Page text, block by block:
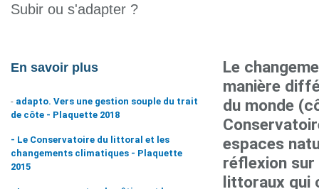
Subir ou s'adapter ?
En savoir plus
- adapto. Vers une gestion souple du trait
de côte - Plaquette 2018
- Le Conservatoire du littoral et les
changements climatiques - Plaquette
2015
Le
manière
du monde
espaces
réflexion sur
littoraux qui